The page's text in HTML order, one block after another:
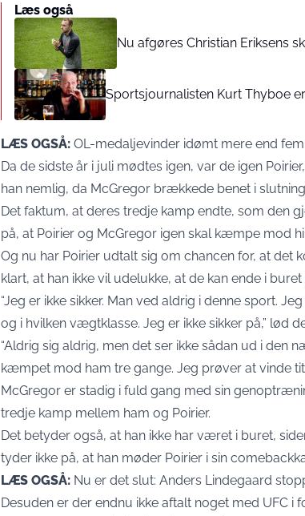
Læs også
Nu afgøres Christian Eriksens
Sportsjournalisten Kurt Thyboe
LÆS OGSÅ: OL-medaljevinder idømt mere end
Da de sidste år i juli mødtes igen, var de igen
han nemlig, da McGregor brækkede benet i
Det faktum, at deres tredje kamp endte, som den
på, at Poirier og McGregor igen skal kæmpe mod
Og nu har Poirier udtalt sig om chancen for, at det
klart, at han ikke vil udelukke, at de kan ende i buret
“Jeg er ikke sikker. Man ved aldrig i denne sport.
og i hvilken vægtklasse. Jeg er ikke sikker på,” lød
“Aldrig sig aldrig, men det ser ikke sådan ud i den
kæmpet mod ham tre gange. Jeg prøver at vinde
McGregor er stadig i fuld gang med sin
tredje kamp mellem ham og Poirier.
Det betyder også, at han ikke har været i buret,
tyder ikke på, at han møder Poirier i sin
LÆS OGSÅ: Nu er det slut: Anders Lindegaard
Desuden er der endnu ikke aftalt noget med UFC i